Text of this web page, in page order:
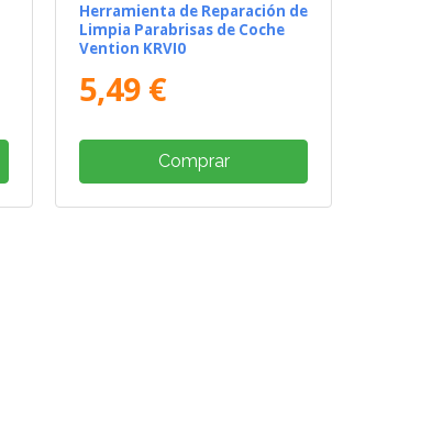
Herramienta de Reparación de
Limpia Parabrisas de Coche
Vention KRVI0
5,49 €
Comprar